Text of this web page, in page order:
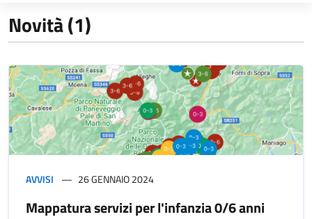
Novità (1)
AVVISI 26 GENNAIO 2024
Mappatura servizi per l'infanzia 0/6 anni